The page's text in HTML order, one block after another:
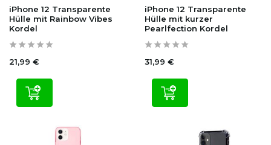
iPhone 12 Transparente
Hülle mit Rainbow Vibes
Kordel
21,99 €
iPhone 12 Transparente
Hülle mit kurzer
Pearlfection Kordel
31,99 €